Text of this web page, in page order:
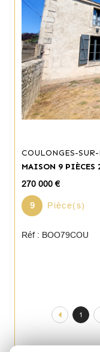
COULONGES-
MAISON 9 PIÈCES
270 000 €
9 Pièce(s)
Réf : BOO79COU
1